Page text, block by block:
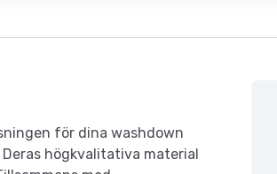
för dina washdown
högkvalitativa material